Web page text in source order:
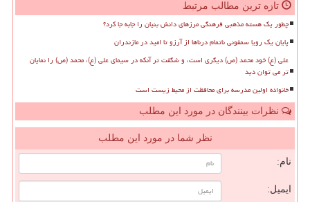
تازه ترین مطالب مرتبط
چطور یک هسته مذهبی فرهنگی مرزهای دانش بنیان را جابه جا کرد؟
پایان یک رویا سمفونی ناتمام درناها از آرزو تا امید در مازندران
علی (ع) خود محمد (ص) دیگری است، و شگفت تر آنکه در سیمای علی (ع)، محمد (ص) را نمایان
تر می توان دید
خانواده اولین مدرسه برای محافظت از محیط زیست است
نظرات بینندگان در مورد این مطلب
نظر شما در مورد این مطلب
نام:
ایمیل: